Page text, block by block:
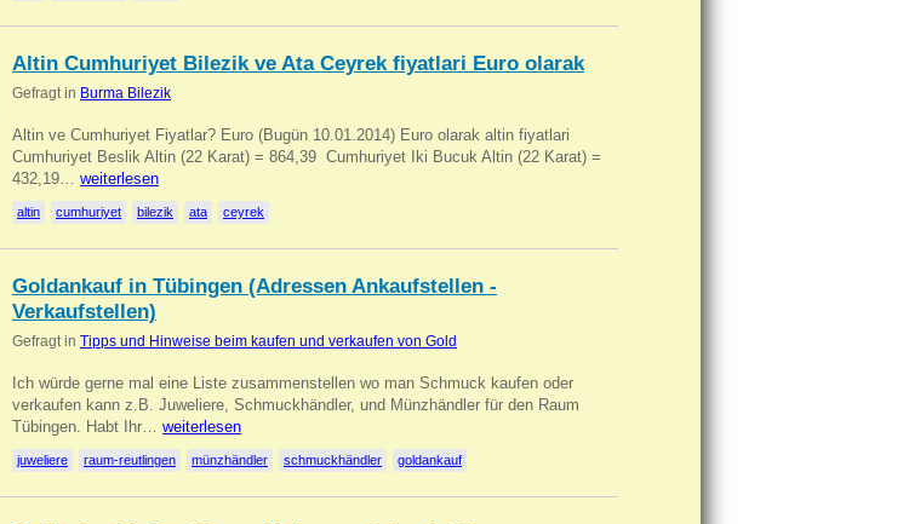
Altin Cumhuriyet Bilezik ve Ata Ceyrek fiyatlari Euro olarak
Gefragt in Burma Bilezik
Altin ve Cumhuriyet Fiyatlar? Euro (Bugün 10.01.2014) Euro olarak altin fiyatlari
Cumhuriyet Beslik Altin (22 Karat) = 864,39  Cumhuriyet Iki Bucuk Altin (22 Karat) =
432,19… weiterlesen
altin cumhuriyet bilezik ata ceyrek
Goldankauf in Tübingen (Adressen Ankaufstellen -
Verkaufstellen)
Gefragt in Tipps und Hinweise beim kaufen und verkaufen von Gold
Ich würde gerne mal eine Liste zusammenstellen wo man Schmuck kaufen oder
verkaufen kann z.B. Juweliere, Schmuckhändler, und Münzhändler für den Raum
Tübingen. Habt Ihr… weiterlesen
juweliere raum-reutlingen münzhändler schmuckhändler goldankauf